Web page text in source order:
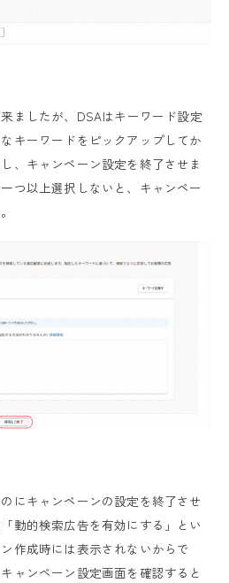
ましたが、DSAはキーワード設定
キーワードをピックアップしてか
、キャンペーン設定を終了させま
つ以上選択しないと、キャンペー
にキャンペーンの設定を終了させ
動的検索広告を有効にする」とい
作成時には表示されないからで
ャンペーン設定画面を確認すると